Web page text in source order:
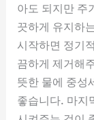
아도 되지만 주
끗하게 유지하
시작하면 정기
끔하게 제거해
뜻한 물에 중성
좋습니다. 마지